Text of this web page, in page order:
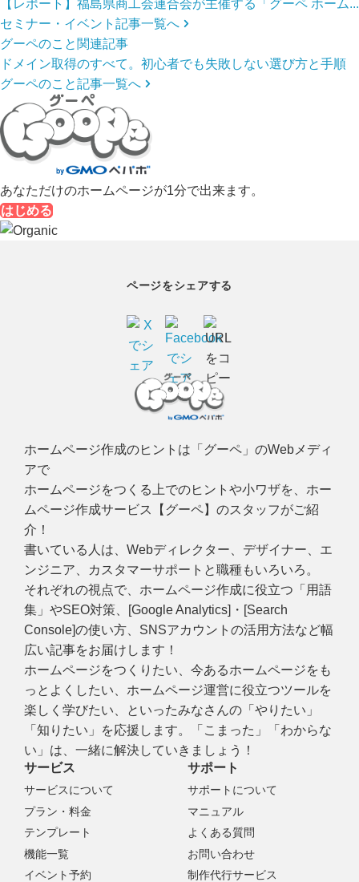
【レポート】福島県商工会連合会が主催する「グーペ ホーム...
セミナー・イベント記事一覧へ
グーペのこと関連記事
ドメイン取得のすべて。初心者でも失敗しない選び方と手順
グーペのこと記事一覧へ
あなただけのホームページが1分で出来ます。
はじめる
ページをシェアする
ホームページ作成のヒントは「グーペ」のWebメディ
アで
ホームページをつくる上でのヒントや小ワザを、ホー
ムページ作成サービス【グーペ】のスタッフがご紹
介！
書いている人は、Webディレクター、デザイナー、エ
ンジニア、カスタマーサポートと職種もいろいろ。
それぞれの視点で、ホームページ作成に役立つ「用語
集」やSEO対策、[Google Analytics]・[Search
Console]の使い方、SNSアカウントの活用方法など幅
広い記事をお届けします！
ホームページをつくりたい、今あるホームページをも
っとよくしたい、ホームページ運営に役立つツールを
楽しく学びたい、といったみなさんの「やりたい」
「知りたい」を応援します。「こまった」「わからな
い」は、一緒に解決していきましょう！
サービス
サービスについて
プラン・料金
テンプレート
機能一覧
イベント予約
サポート
サポートについて
マニュアル
よくある質問
お問い合わせ
制作代行サービス